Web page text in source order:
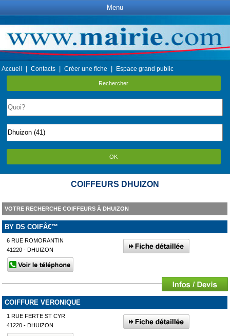
Menu
Accueil Contacts Créer une fiche Espace grand public
Rechercher
OK
COIFFEURS DHUIZON
VOTRE RECHERCHE COIFFEURS À DHUIZON
BY DS COIFÂ€™
6 RUE ROMORANTIN
41220 - DHUIZON
COIFFURE VERONIQUE
1 RUE FERTE ST CYR
41220 - DHUIZON